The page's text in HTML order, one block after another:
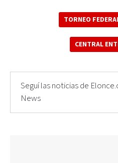
TORNEO
CENTRAL
Seguí las noticias de
News